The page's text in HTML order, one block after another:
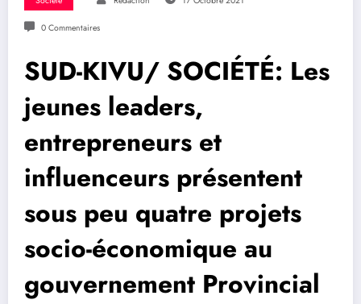
0 Commentaires
SUD-KIVU/ SOCIÉTÉ: Les
jeunes leaders,
entrepreneurs et
influenceurs présentent
sous peu quatre projets
socio-économique au
gouvernement Provincial